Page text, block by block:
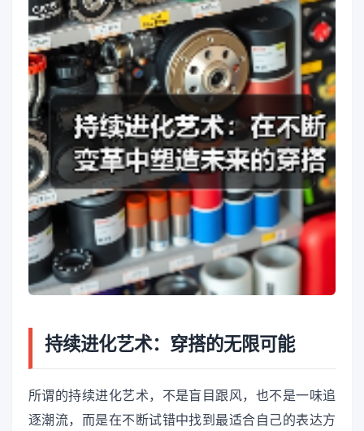
持续进化艺术：穿搭的无限可能
所谓的持续进化艺术，不是盲目跟风，也不是一味追
逐潮流，而是在不断试错中找到最适合自己的表达方